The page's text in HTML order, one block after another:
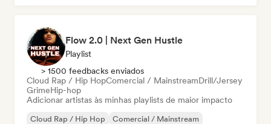
Flow 2.0 | Next Gen Hustle
Playlist
> 1500 feedbacks enviados
Cloud Rap / Hip HopComercial / MainstreamDrill/Jersey
GrimeHip-hop
Adicionar artistas às minhas playlists de maior impacto
Cloud Rap / Hip Hop
Comercial / Mainstream